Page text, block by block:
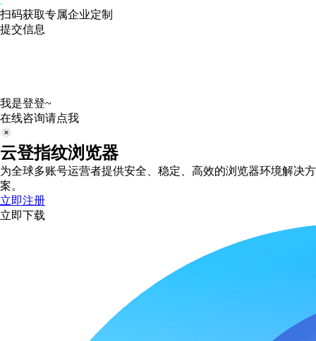
扫码获取专属企业定制
提交信息
我是登登~
在线咨询请点我
云登指纹浏览器
为全球多账号运营者提供安全、稳定、高效的浏览器环境解决方
案。
立即注册
立即下载